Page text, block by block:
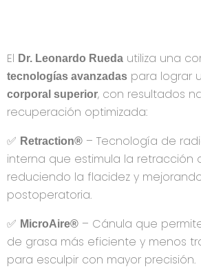
El Dr. Leonardo Rueda utiliza una
tecnologías avanzadas para lograr
corporal superior, con resultados
recuperación optimizada:
✅ Retraction® – Tecnología de
interna que estimula la retracción
reduciendo la flacidez y
postoperatoria.
✅ MicroAire® – Cánula que
de grasa más eficiente y menos
para esculpir con mayor precisión.